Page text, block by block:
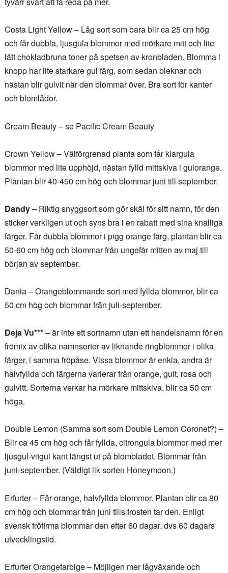
Costa Light Yellow – Låg sort som bara blir ca 25 cm hög
och får dubbla, ljusgula blommor med mörkare mitt och lite
lätt chokladbruna toner på spetsen av kronbladen. Blomma i
knopp har lite starkare gul färg, som sedan bleknar och
nästan blir gulvit när den blommar över. Bra sort för kanter
och blomlådor.
Cream Beauty – se Pacific Cream Beauty
Crown Yellow – Välförgrenad planta som får klargula
blommor med lite upphöjd, nästan fylld mittskiva i gulorange.
Plantan blir 40-450 cm hög och blommar juni till september.
Dandy– Riktig snyggsort som gör skäl för sitt namn, för den
sticker verkligen ut och syns bra i en rabatt med sina knalliga
färger. Får dubbla blommor i pigg orange färg, plantan blir ca
50-60 cm hög och blommar från ungefär mitten av maj till
början av september.
Dania – Orangeblommande sort med fyllda blommor, blir ca
50 cm hög och blommar från juli-september.
Deja Vu***– är inte ett sortnamn utan ett handelsnamn för en
frömix av olika namnsorter av liknande ringblommor i olika
färger, i samma fröpåse. Vissa blommor är enkla, andra är
halvfyllda och färgerna varierar från orange, gult, rosa och
gulvitt. Sorterna verkar ha mörkare mittskiva, blir ca 50 cm
höga.
Double Lemon (Samma sort som Double Lemon Coronet?) –
Blir ca 45 cm hög och får fyllda, citrongula blommor med mer
ljusgul-vitgul kant längst ut på blombladet. Blommar från
juni-september. (Väldigt lik sorten Honeymoon.)
Erfurter – Får orange, halvfyllda blommor. Plantan blir ca 80
cm hög och blommar från juni tills frosten tar den. Enligt
svensk fröfirma blommar den efter 60 dagar, dvs 60 dagars
utvecklingstid.
Erfurter Orangefarbige – Möjligen mer lågväxande och